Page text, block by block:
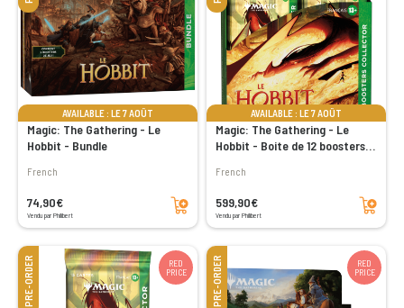
AVAILABLE : LE 7 AOÛT
Magic: The Gathering - Le
Hobbit - Bundle
French
74,90€
Vendu par Philibert
Add to cart
AVAILABLE : LE 7 AOÛT
Magic: The Gathering - Le
Hobbit - Boite de 12 boosters
French
599,90€
Vendu par Philibert
Add to cart
PRE-ORDER
RED
PRICE
PRE-ORDER
RED
PRICE